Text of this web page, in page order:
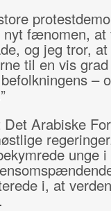
nyt fænomen, at
og jeg tror,
til en vis
–
Arabiske
unge
i, at